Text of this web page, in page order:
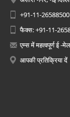
+91-11-
फैक्स: +91-11-
एम्स में महत्वपूर्ण ई -
आपकी प्रतिक्रिया दें